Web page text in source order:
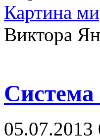
Картина
Виктора
05.07.2013